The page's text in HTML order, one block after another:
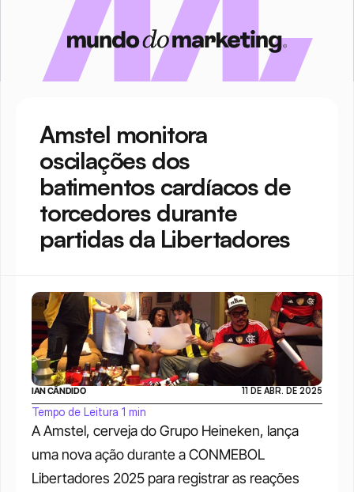
Amstel monitora
oscilações dos
batimentos cardíacos de
torcedores durante
partidas da Libertadores
A Amstel, cerveja do Grupo Heineken, lança
uma nova ação durante a CONMEBOL
Libertadores 2025 para registrar as reações
IAN CÂNDIDO 11 DE ABR. DE 2025
Tempo de Leitura 1 min